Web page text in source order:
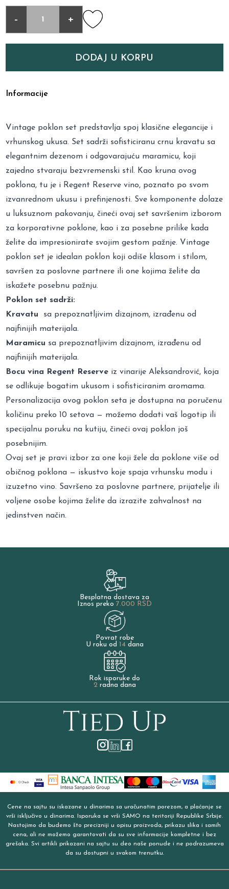
- +
DODAJ U KORPU
Informacije
Vintage poklon set predstavlja spoj klasične elegancije i
vrhunskog ukusa. Set sadrži sofisticiranu crnu kravatu sa
elegantnim dezenom i odgovarajuću maramicu, koji
zajedno stvaraju bezvremenski stil. Kao kruna ovog
poklona, tu je i Regent Reserve vino, poznato po svom
izvanrednom ukusu i prefinjenosti. Sve komponente dolaze
u luksuznom pakovanju, čineći ovaj set savršenim izborom
za korporativne poklone, kao i za posebne prilike kada
želite da impresionirate svojim gestom pažnje. Vintage
poklon set je idealan poklon koji odiše klasom i stilom,
savršen za poslovne partnere ili one kojima želite da
iskažete posebnu pažnju.
Poklon set sadrži:
Kravatu
sa prepoznatljivim dizajnom, izrađenu od
najfinijih materijala.
Maramicu sa prepoznatljivim dizajnom, izrađenu od
najfinijih materijala.
Bocu vina Regent Reserve iz vinarije Aleksandrović, koja
se odlikuje bogatim ukusom i sofisticiranim aromama.
Personalizacija ovog poklon seta je dostupna na poručenu
količinu preko 10 setova — možemo dodati vaš logotip ili
specijalnu poruku na kutiju, čineći ovaj poklon još
posebnijim.
Ovaj set je pravi izbor za one koji žele da poklone više od
običnog poklona — iskustvo koje spaja vrhunsku modu i
izuzetno vino. Savršeno za poslovne partnere, prijatelje ili
voljene osobe kojima želite da izrazite zahvalnost na
jedinstven način.
Besplatna dostava za
Iznos preko 7.000 RSD
Povrat robe
U roku od 14dana
Rok isporuke do
2radna dana
Cene na sajtu su iskazane u dinarima sa uračunatim porezom, a plaćanje se
vrši isključivo u dinarima. Isporuka se vrši SAMO na teritoriji Republike Srbije.
Nastojimo da budemo što precizniji u opisu proizvoda, prikazu slika i samih
cena, ali ne možemo garantovati da su sve informacije kompletne i bez
grešaka. Svi artikli prikazani na sajtu su deo naše ponude i ne podrazumeva
da su dostupni u svakom trenutku.